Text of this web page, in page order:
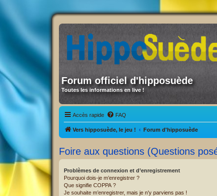
Forum officiel d'hipposuède
Toutes les informations en live !
Accès rapide FAQ
Vers hipposuède, le jeu ! Forum d'hipposuède
Foire aux questions (Questions
Problèmes de connexion et d’enregistrement
Pourquoi dois-je m’enregistrer ?
Que signifie COPPA ?
Je souhaite m’enregistrer, mais je n’y parviens pas !